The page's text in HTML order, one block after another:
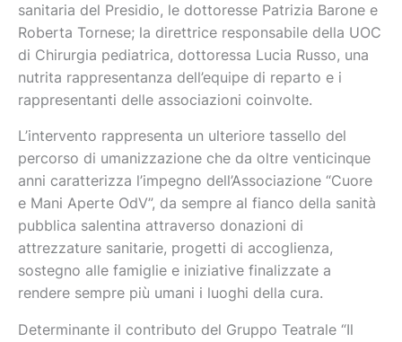
sanitaria del Presidio, le dottoresse Patrizia Barone e
Roberta Tornese; la direttrice responsabile della UOC
di Chirurgia pediatrica, dottoressa Lucia Russo, una
nutrita rappresentanza dell’equipe di reparto e i
rappresentanti delle associazioni coinvolte.
L’intervento rappresenta un ulteriore tassello del
percorso di umanizzazione che da oltre venticinque
anni caratterizza l’impegno dell’Associazione “Cuore
e Mani Aperte OdV”, da sempre al fianco della sanità
pubblica salentina attraverso donazioni di
attrezzature sanitarie, progetti di accoglienza,
sostegno alle famiglie e iniziative finalizzate a
rendere sempre più umani i luoghi della cura.
Determinante il contributo del Gruppo Teatrale “Il